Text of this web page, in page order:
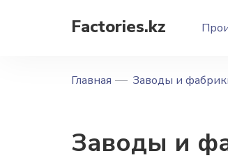
Factories.kz
Главная Заводы и
Заводы и